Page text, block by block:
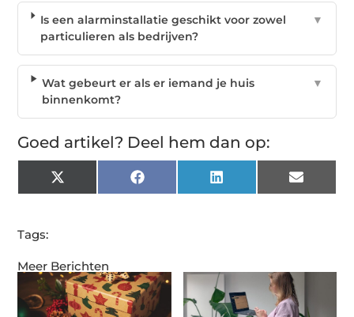
Meer Berichten
Is een alarminstallatie geschikt voor zowel
particulieren als bedrijven?
▼
Wat gebeurt er als er iemand je huis
binnenkomt?
▼
Goed artikel? Deel hem dan op:
X
(Twitter)
Facebook LinkedIn Email
Tags: